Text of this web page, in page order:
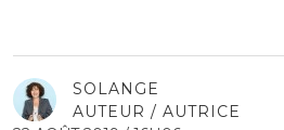
SOLANGE
AUTEUR / AUTRICE